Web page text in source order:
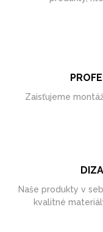
Zaisťujeme
Naše produkty v
kvalitné